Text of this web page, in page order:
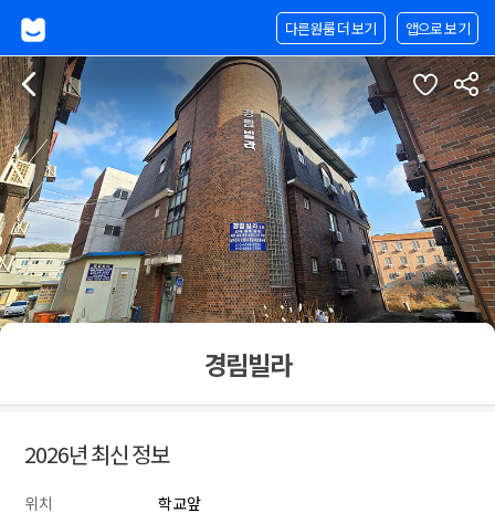
앱으로 보기
다른원룸 더 보기
경림빌라
2026년 최신 정보
위치
학교앞